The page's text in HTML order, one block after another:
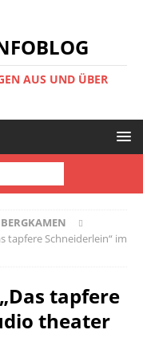
AUS UND ÜBER
tapfere Schneiderlein“ im
tapfere
theater